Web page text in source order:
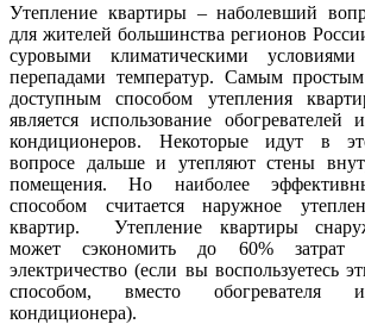
Утепление квартиры – наболевший
для жителей большинства регионов
суровыми климатическими
перепадами температур. Самым
доступным способом утепления
является использование обогревателей
кондиционеров. Некоторые идут в
вопросе дальше и утепляют стены
помещения. Но наиболее
способом считается наружное
квартир. Утепление квартиры
может сэкономить до 60% затрат
электричество (если вы воспользуетесь
способом, вместо обогревателя
кондиционера).